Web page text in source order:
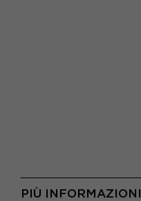
PIÙ INFORMAZIONI